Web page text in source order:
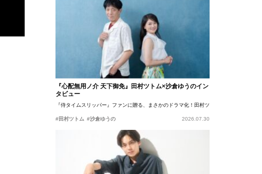
『心配無用ノ介 天下御免』田村ツトム×沙倉ゆうのイン
タビュー
『侍タイムスリッパー』ファンに贈る、まさかのドラマ化！田村ツトム×沙倉ゆうのが語
#田村ツトム #沙倉ゆうの 2026.07.30